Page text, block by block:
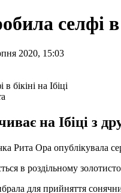
селфі в
2020, 15:03
на Ібіці з
Рита Ора опублікувала
в роздільному
для прийняття